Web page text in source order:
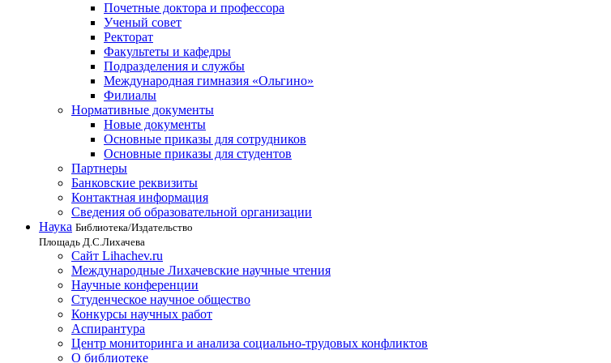
Почетные доктора и профессора
Ученый совет
Ректорат
Факультеты и кафедры
Подразделения и службы
Международная гимназия «Ольгино»
Филиалы
Нормативные документы
Новые документы
Основные приказы для сотрудников
Основные приказы для студентов
Партнеры
Банковские реквизиты
Контактная информация
Сведения об образовательной организации
Наука Библиотека/Издательство
Площадь Д.С.Лихачева
Сайт Lihachev.ru
Международные Лихачевские научные чтения
Научные конференции
Студенческое научное общество
Конкурсы научных работ
Аспирантура
Центр мониторинга и анализа социально-трудовых конфликтов
О библиотеке